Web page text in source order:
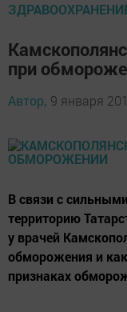
при
Автор, 9 января
В связи с
территорию
у врачей
обморожения и
признаках